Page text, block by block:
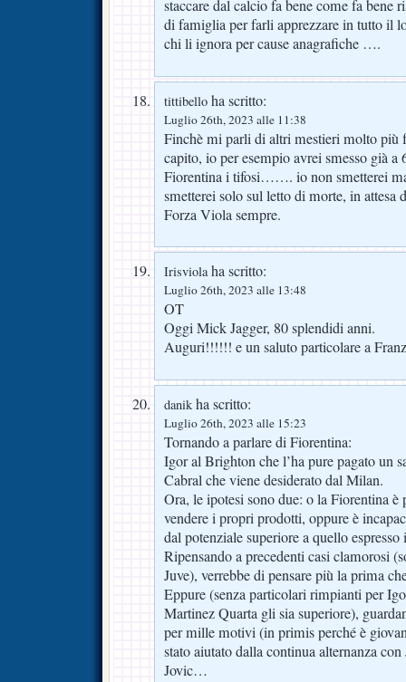
staccare dal calcio fa bene come fa bene
di famiglia per farli apprezzare in tutto il
chi li ignora per cause anagrafiche ….
tittibello ha scritto:
Luglio 26th, 2023 alle 11:38
Finchè mi parli di altri mestieri molto più
capito, io per esempio avrei smesso già
Fiorentina i tifosi……. io non smetterei
smetterei solo sul letto di morte, in attesa
Forza Viola sempre.
Irisviolaha scritto:
Luglio 26th, 2023 alle 13:48
OT
Oggi Mick Jagger, 80 splendidi anni.
Auguri!!!!!! e un saluto particolare a
danik ha scritto:
Luglio 26th, 2023 alle 15:23
Tornando a parlare di Fiorentina:
Igor al Brighton che l’ha pure pagato un
Cabral che viene desiderato dal Milan.
Ora, le ipotesi sono due: o la Fiorentina è
vendere i propri prodotti, oppure è
dal potenziale superiore a quello
Ripensando a precedenti casi clamorosi
Juve), verrebbe di pensare più la prima
Eppure (senza particolari rimpianti per
Martinez Quarta gli sia superiore),
per mille motivi (in primis perché è
stato aiutato dalla continua alternanza
Jovic…